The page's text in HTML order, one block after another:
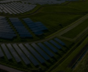
con otra
a partir del uso